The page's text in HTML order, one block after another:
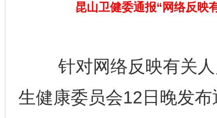
昆山卫健委通报“网络反映
针对网络反映有关人
生健康委员会12日晚发